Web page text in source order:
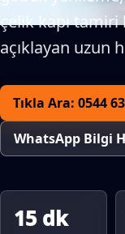
çelik kapı tamiri
açıklayan uzun
Tıkla Ara: 0544
WhatsApp Bilgi
15 dk